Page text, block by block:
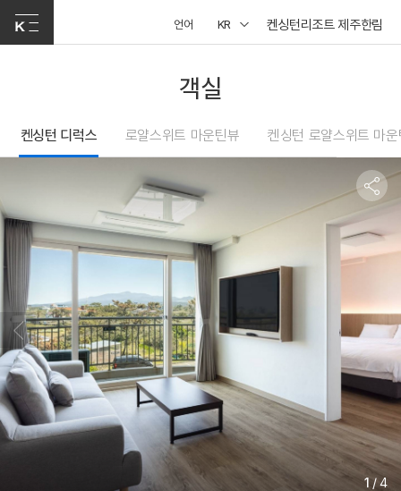
언어 KR 켄싱턴리조트 제주한림
객실
켄싱턴 디럭스 로얄스위트 마운틴뷰 켄싱턴 로얄스위트 마
1/4